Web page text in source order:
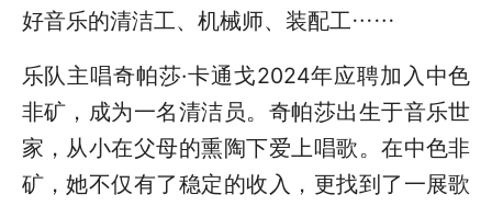
好音乐的清洁工、机械师、装配工……
乐队主唱奇帕莎·卡通戈2024年应聘加入中色
非矿，成为一名清洁员。奇帕莎出生于音乐世
家，从小在父母的熏陶下爱上唱歌。在中色非
矿，她不仅有了稳定的收入，更找到了一展歌